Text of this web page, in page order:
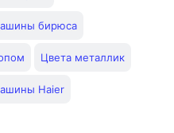
бирюса
Цвета металлик
Haier